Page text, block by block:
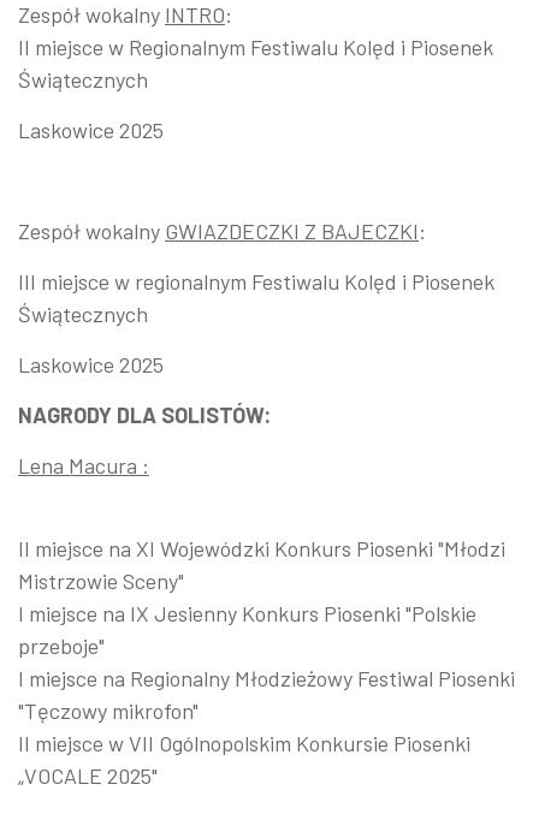
Zespół wokalny INTRO:
II miejsce w Regionalnym Festiwalu Kolęd i Piosenek
Świątecznych
Laskowice 2025
Zespół wokalny GWIAZDECZKI Z BAJECZKI:
III miejsce w regionalnym Festiwalu Kolęd i Piosenek
Świątecznych
Laskowice 2025
NAGRODY DLA SOLISTÓW:
Lena Macura :
II miejsce na XI Wojewódzki Konkurs Piosenki "Młodzi
Mistrzowie Sceny"
I miejsce na IX Jesienny Konkurs Piosenki "Polskie
przeboje"
I miejsce na Regionalny Młodzieżowy Festiwal Piosenki
"Tęczowy mikrofon"
II miejsce w VII Ogólnopolskim Konkursie Piosenki
„VOCALE 2025"